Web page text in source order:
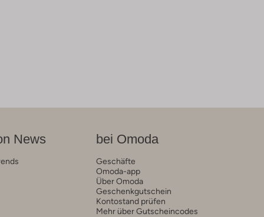
News bei Omoda
Geschäfte
Omoda-app
Über Omoda
Geschenkgutschein
Kontostand prüfen
Mehr über Gutscheincodes